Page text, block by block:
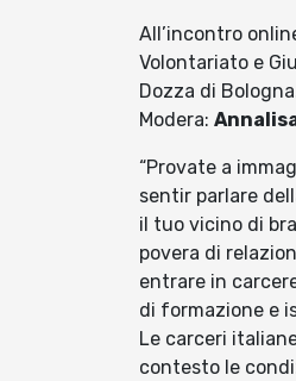
All’incontro
Volontariato e
Dozza di
Modera:
“Provate a
sentir parlare
il tuo vicino di
povera di
entrare in
di formazione e
Le carceri
contesto le